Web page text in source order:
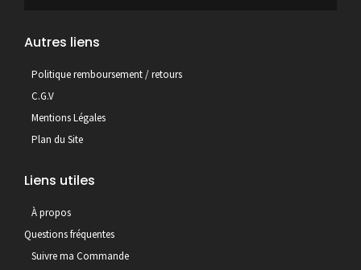
Autres liens
Politique remboursement / retours
C.G.V
Mentions Légales
Plan du Site
Liens utiles
À propos
Questions fréquentes
Suivre ma Commande